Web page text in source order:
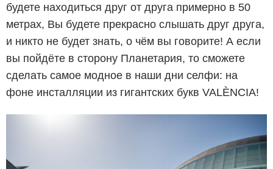
будете находиться друг от друга примерно в 50
метрах, Вы будете прекрасно слышать друг друга,
и никто не будет знать, о чём вы говорите! А если
вы пойдёте в сторону Планетария, то сможете
сделать самое модное в наши дни селфи: на
фоне инсталляции из гигантских букв VALÈNCIA!